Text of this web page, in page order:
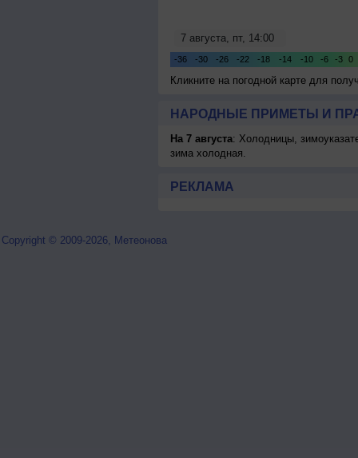
Кликните на погодной карте для
НАРОДНЫЕ ПРИМЕТЫ И
На 7 августа: Холодницы,
зима холодная.
РЕКЛАМА
Copyright © 2009-2026, Метеонова